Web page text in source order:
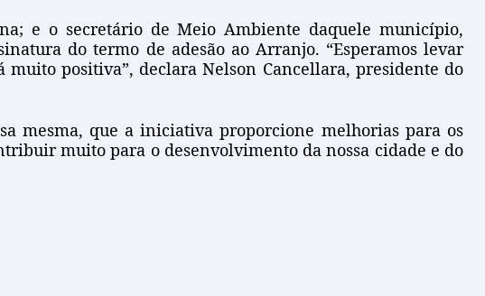
e o secretário de Meio Ambiente daquele município,
do termo de adesão ao Arranjo. “Esperamos levar
muito positiva”, declara Nelson Cancellara, presidente do
mesma, que a iniciativa proporcione melhorias para os
muito para o desenvolvimento da nossa cidade e do